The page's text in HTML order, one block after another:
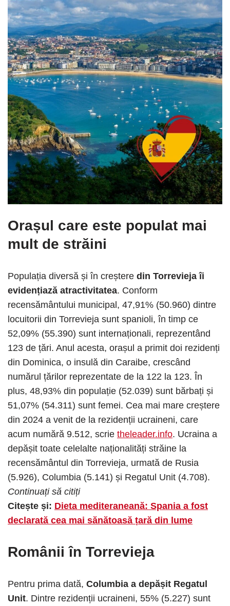
Orașul care este populat mai
mult de străini
Populația diversă și în creștere din Torrevieja îi
evidențiază atractivitatea. Conform
recensământului municipal, 47,91% (50.960) dintre
locuitorii din Torrevieja sunt spanioli, în timp ce
52,09% (55.390) sunt internaționali, reprezentând
123 de țări. Anul acesta, orașul a primit doi rezidenți
din Dominica, o insulă din Caraibe, crescând
numărul țărilor reprezentate de la 122 la 123. În
plus, 48,93% din populație (52.039) sunt bărbați și
51,07% (54.311) sunt femei. Cea mai mare creștere
din 2024 a venit de la rezidenții ucraineni, care
acum numără 9.512, scrie theleader.info. Ucraina a
depășit toate celelalte naționalități străine la
recensământul din Torrevieja, urmată de Rusia
(5.926), Columbia (5.141) și Regatul Unit (4.708).
Continuați să citiți
Citește și: Dieta mediteraneană: Spania a fost
declarată cea mai sănătoasă țară din lume
Românii în Torrevieja
Pentru prima dată, Columbia a depășit Regatul
Unit. Dintre rezidenții ucraineni, 55% (5.227) sunt